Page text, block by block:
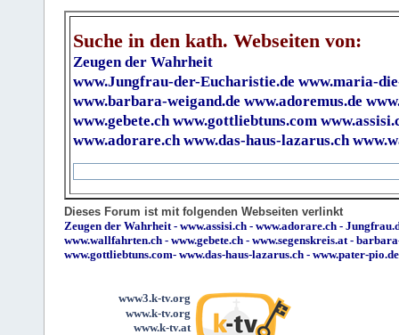
Suche in den kath. Webseiten von:
Zeugen der Wahrheit
www.Jungfrau-der-Eucharistie.de www.maria-
www.barbara-weigand.de www.adoremus.de
www.gebete.ch www.gottliebtuns.com
www.adorare.ch www.das-haus-lazarus.ch
Dieses Forum ist mit folgenden Webseiten verlinkt
Zeugen der Wahrheit - www.assisi.ch - www.adorare.ch -
www.wallfahrten.ch - www.gebete.ch - www.segenskreis.at -
www.gottliebtuns.com- www.das-haus-lazarus.ch - www.pater-pio.de
www3.k-tv.org
www.k-tv.org
www.k-tv.at